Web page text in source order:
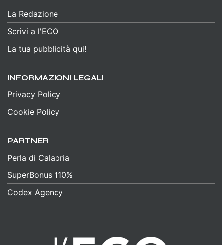
La Redazione
Scrivi a l'ECO
La tua pubblicità qui!
INFORMAZIONI LEGALI
Privacy Policy
Cookie Policy
PARTNER
Perla di Calabria
SuperBonus 110%
Codex Agency